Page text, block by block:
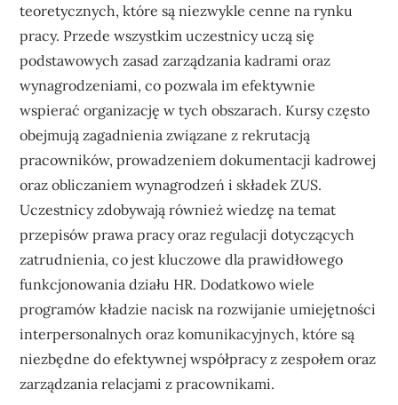
teoretycznych, które są niezwykle cenne na rynku
pracy. Przede wszystkim uczestnicy uczą się
podstawowych zasad zarządzania kadrami oraz
wynagrodzeniami, co pozwala im efektywnie
wspierać organizację w tych obszarach. Kursy często
obejmują zagadnienia związane z rekrutacją
pracowników, prowadzeniem dokumentacji kadrowej
oraz obliczaniem wynagrodzeń i składek ZUS.
Uczestnicy zdobywają również wiedzę na temat
przepisów prawa pracy oraz regulacji dotyczących
zatrudnienia, co jest kluczowe dla prawidłowego
funkcjonowania działu HR. Dodatkowo wiele
programów kładzie nacisk na rozwijanie umiejętności
interpersonalnych oraz komunikacyjnych, które są
niezbędne do efektywnej współpracy z zespołem oraz
zarządzania relacjami z pracownikami.